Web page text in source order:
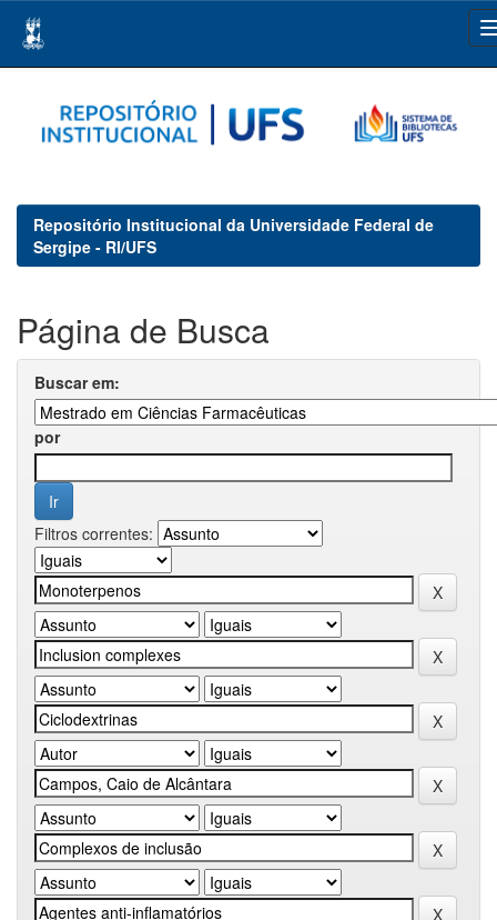
navigation
Repositório Institucional da Universidade Federal de
Sergipe - RI/UFS
Página de Busca
Buscar em:
por
Filtros correntes: